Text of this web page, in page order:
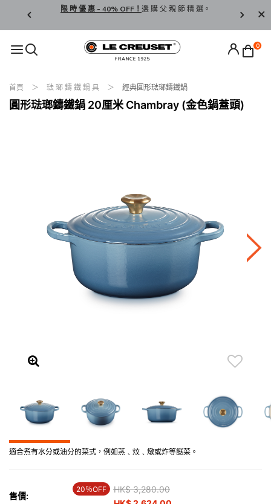
限 時 優 惠 - 40% OFF！ 選 購 父 親 節 精 選。
登
0
首頁 琺 瑯 鑄 鐵 鍋 具 經典圓形琺瑯鑄鐵鍋
圓形琺瑯鑄鐵鍋 20厘米 Chambray (金色鍋蓋頭)
適合煮有水分或油分的菜式，例如蒸﹑炆﹑燉或炸等餸菜。
售價:
20％OFF Price reduced from
HK$ 3,280.00to